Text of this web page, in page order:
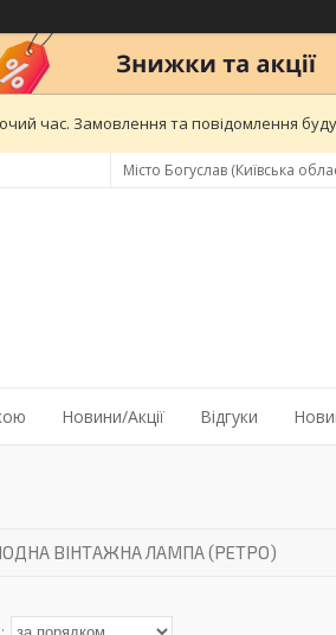
час. Замовлення та повідомлення
Місто Богуслав (Київська
Новини/Акції Відгуки
ВІНТАЖНА ЛАМПА (РЕТРО)